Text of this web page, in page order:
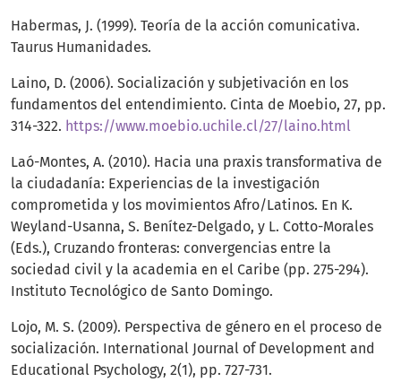
Habermas, J. (1999). Teoría de la acción comunicativa.
Taurus Humanidades.
Laino, D. (2006). Socialización y subjetivación en los
fundamentos del entendimiento. Cinta de Moebio, 27, pp.
314-322. https://www.moebio.uchile.cl/27/laino.html
Laó-Montes, A. (2010). Hacia una praxis transformativa de
la ciudadanía: Experiencias de la investigación
comprometida y los movimientos Afro/Latinos. En K.
Weyland-Usanna, S. Benítez-Delgado, y L. Cotto-Morales
(Eds.), Cruzando fronteras: convergencias entre la
sociedad civil y la academia en el Caribe (pp. 275-294).
Instituto Tecnológico de Santo Domingo.
Lojo, M. S. (2009). Perspectiva de género en el proceso de
socialización. International Journal of Development and
Educational Psychology, 2(1), pp. 727-731.